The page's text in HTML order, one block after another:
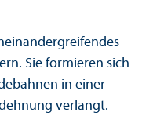
Sie formieren sich
in einer
verlangt.